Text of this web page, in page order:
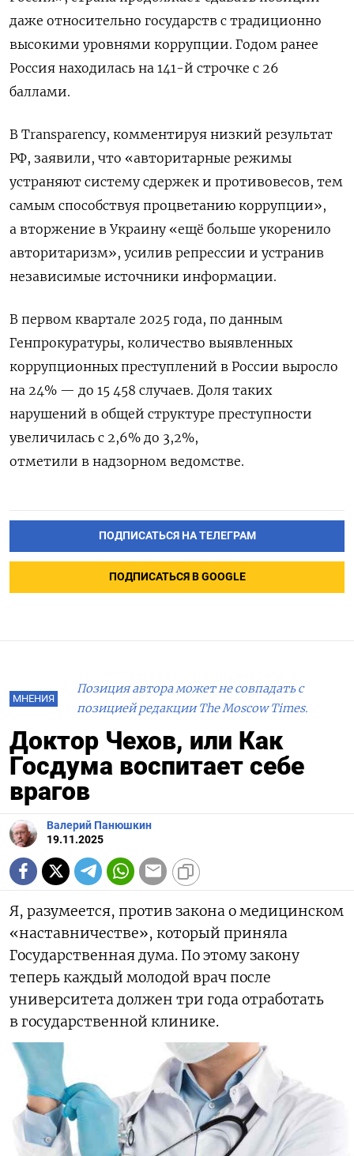
даже относительно государств с традиционно
высокими уровнями коррупции. Годом ранее
Россия находилась на 141-й строчке с 26
баллами.
В Transparency, комментируя низкий результат
РФ, заявили, что «авторитарные режимы
устраняют систему сдержек и противовесов, тем
самым способствуя процветанию коррупции»,
а вторжение в Украину «ещё больше укоренило
авторитаризм», усилив репрессии и устранив
независимые источники информации.
В первом квартале 2025 года, по данным
Генпрокуратуры, количество выявленных
коррупционных преступлений в России выросло
на 24% — до 15 458 случаев. Доля таких
нарушений в общей структуре преступности
увеличилась с 2,6% до 3,2%,
отметили в надзорном ведомстве.
ПОДПИСАТЬСЯ НА ТЕЛЕГРАМ
ПОДПИСАТЬСЯ В GOOGLE
МНЕНИЯ
Позиция автора может не совпадать с
позицией редакции The Moscow Times.
Доктор Чехов, или Как
Госдума воспитает себе
врагов
Валерий Панюшкин
19.11.2025
Я, разумеется, против закона о медицинском
«наставничестве», который приняла
Государственная дума. По этому закону
теперь каждый молодой врач после
университета должен три года отработать
в государственной клинике.